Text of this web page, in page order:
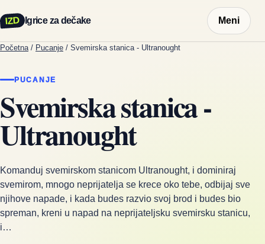
IZD Igrice za dečake Meni
Početna / Pucanje / Svemirska stanica - Ultranought
PUCANJE
Svemirska stanica -
Ultranought
Komanduj svemirskom stanicom Ultranought, i dominiraj
svemirom, mnogo neprijatelja se krece oko tebe, odbijaj sve
njihove napade, i kada budes razvio svoj brod i budes bio
spreman, kreni u napad na neprijateljsku svemirsku stanicu,
i…